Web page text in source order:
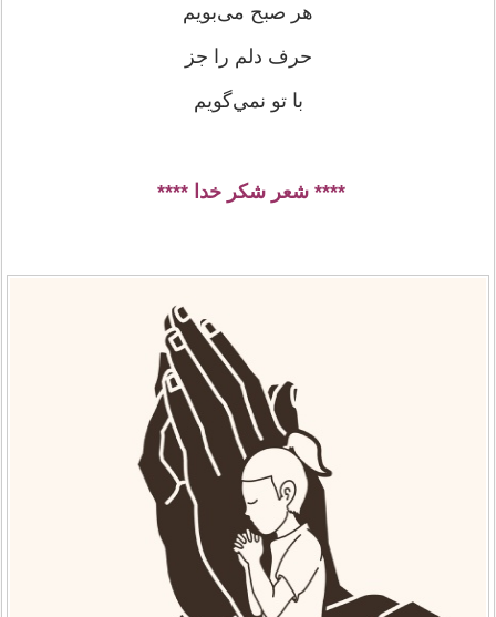
هر صبح می‌بويم
حرف دلم را جز
با تو نمي‌گويم
**** شعر شکر خدا ****